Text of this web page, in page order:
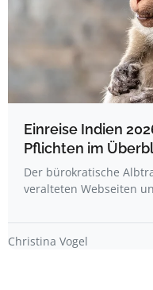
Einreise Indien
Pflichten im
Der bürokratische
veralteten Webseiten
Christina Vogel